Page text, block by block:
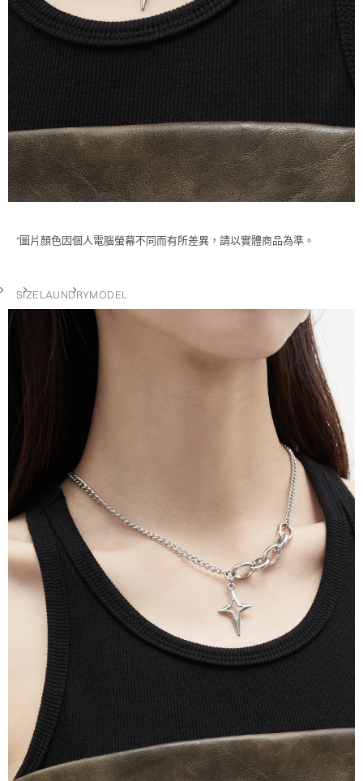
*圖片顏色因個人電腦螢幕不同而有所差異，請以實體商品為準。
SIZELAUNDRYMODEL